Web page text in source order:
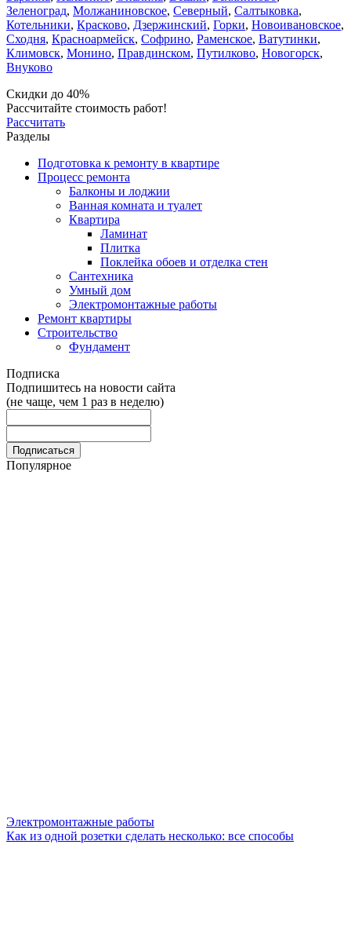
Зеленоград, Молжаниновское, Северный, Салтыковка,
Котельники, Красково, Дзержинский, Горки, Новоивановское,
Сходня, Красноармейск, Софрино, Раменское, Ватутинки,
Климовск, Монино, Правдинском, Путилково, Новогорск,
Внуково
Скидки до 40%
Рассчитайте стоимость работ!
Рассчитать
Разделы
Подготовка к ремонту в квартире
Процесс ремонта
Балконы и лоджии
Ванная комната и туалет
Квартира
Ламинат
Плитка
Поклейка обоев и отделка стен
Сантехника
Умный дом
Электромонтажные работы
Ремонт квартиры
Строительство
Фундамент
Подписка
Подпишитесь на новости сайта
(не чаще, чем 1 раз в неделю)
Популярное
Электромонтажные работы
Как из одной розетки сделать несколько: все способы